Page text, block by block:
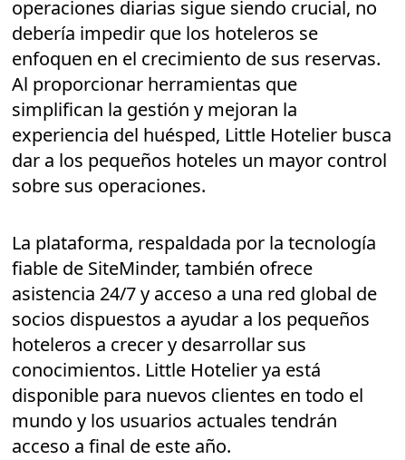
operaciones diarias sigue siendo crucial, no
debería impedir que los hoteleros se
enfoquen en el crecimiento de sus reservas.
Al proporcionar herramientas que
simplifican la gestión y mejoran la
experiencia del huésped, Little Hotelier busca
dar a los pequeños hoteles un mayor control
sobre sus operaciones.
La plataforma, respaldada por la tecnología
fiable de SiteMinder, también ofrece
asistencia 24/7 y acceso a una red global de
socios dispuestos a ayudar a los pequeños
hoteleros a crecer y desarrollar sus
conocimientos. Little Hotelier ya está
disponible para nuevos clientes en todo el
mundo y los usuarios actuales tendrán
acceso a final de este año.